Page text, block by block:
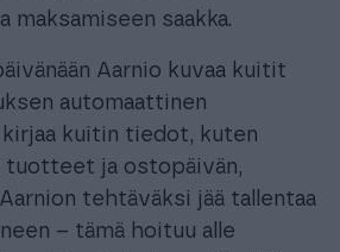
maksamiseen saakka.
Aarnio kuvaa kuitit
automaattinen
kuitin tiedot, kuten
tuotteet ja ostopäivän,
tehtäväksi jää tallentaa
– tämä hoituu alle